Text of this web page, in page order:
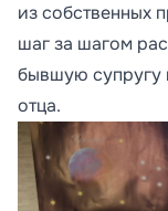
из собственных
шаг за шагом
бывшую супругу
отца.